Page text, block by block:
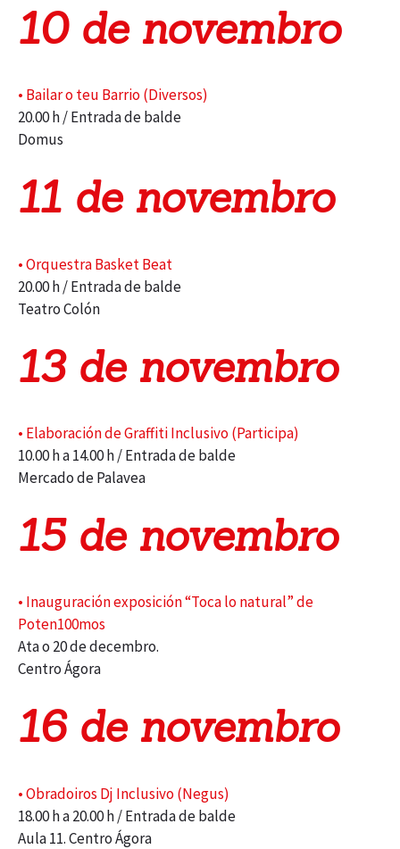
10 de novembro
• Bailar o teu Barrio (Diversos)
20.00 h / Entrada de balde
Domus
11 de novembro
• Orquestra Basket Beat
20.00 h / Entrada de balde
Teatro Colón
13 de novembro
• Elaboración de Graffiti Inclusivo (Participa)
10.00 h a 14.00 h / Entrada de balde
Mercado de Palavea
15 de novembro
• Inauguración exposición “Toca lo natural” de
Poten100mos
Ata o 20 de decembro.
Centro Ágora
16 de novembro
• Obradoiros Dj Inclusivo (Negus)
18.00 h a 20.00 h / Entrada de balde
Aula 11. Centro Ágora